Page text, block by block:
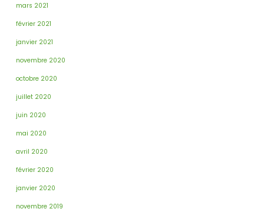
mars 2021
février 2021
janvier 2021
novembre 2020
octobre 2020
juillet 2020
juin 2020
mai 2020
avril 2020
février 2020
janvier 2020
novembre 2019